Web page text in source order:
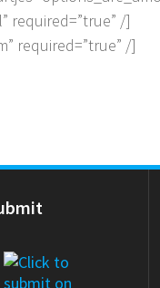
required=”true” /]
required=”true” /]